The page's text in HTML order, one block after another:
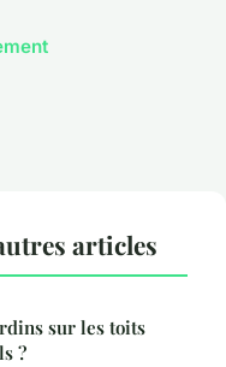
articles
sur les toits
?